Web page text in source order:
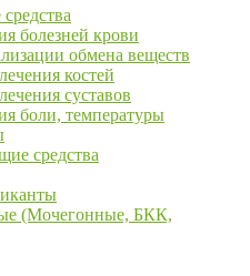
болезней крови
обмена веществ
костей
суставов
боли, температуры
средства
(Мочегонные, БКК,